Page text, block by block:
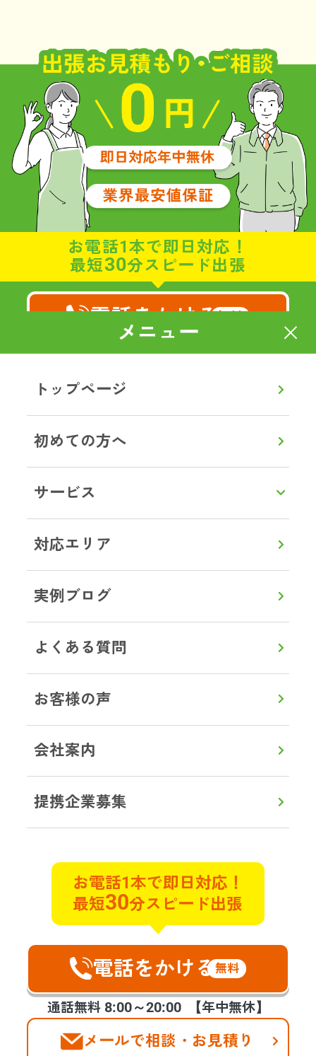
メニュー
トップページ
初めての方へ
サービス
対応エリア
実例ブログ
よくある質問
お客様の声
会社案内
提携企業募集
お電話1本で即日対応！
最短30分スピード出張
電話をかける無料
通話無料 8:00～20:00 【年中無休】
メールで相談・お見積り
お電話1本で即日対応！
最短30分スピード出張
電話をかける
通話無料8:00～20:00 【年中無休】
0120-357-664
通話無料8:00～20:00
メールで見積り・相談
初めての方へ対応エリアよくある質問
サービス
遺品整理遺品買取特殊清掃
不用品回収
貴重品探索ゴミ屋敷片付け遺品の合同供養
不動産整理･買取ハウスクリーニング空家整理
生前整理 福祉整理
お客様の声会社案内提携企業様の募集
©2025 days,Inc